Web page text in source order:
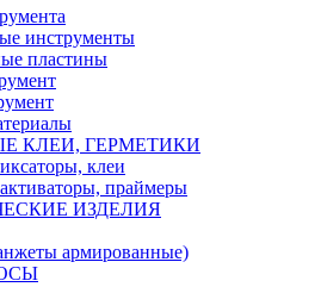
инструменты
пластины
КЛЕИ, ГЕРМЕТИКИ
клеи
праймеры
ИЗДЕЛИЯ
армированные)